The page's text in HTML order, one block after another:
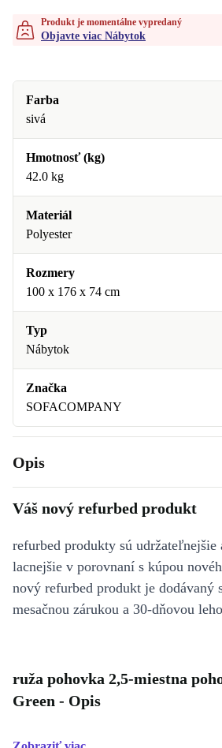
Produkt je momentálne vypredaný
Objavte viac Nábytok
Farba
sivá
Hmotnosť (kg)
42.0 kg
Materiál
Polyester
Rozmery
100 x 176 x 74 cm
Typ
Nábytok
Značka
SOFACOMPANY
Opis
Váš nový refurbed produkt
refurbed produkty sú udržateľnejšie
lacnejšie v porovnaní s kúpou
nový refurbed produkt je dodávaný
mesačnou zárukou a 30-dňovou
ruža pohovka 2,5-miestna
Green - Opis